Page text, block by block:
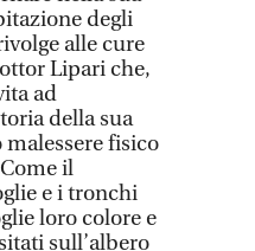
degli
alle cure
Lipari che,
ad
della sua
fisico
il
e i tronchi
loro colore e
sull’albero